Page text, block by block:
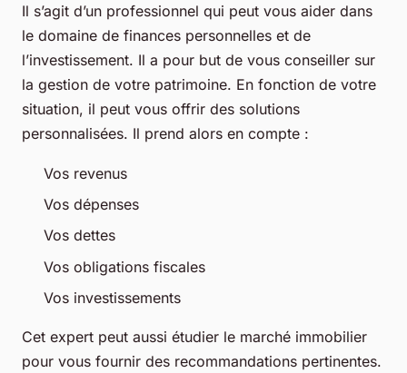
Il s’agit d’un professionnel qui peut vous aider dans
le domaine de finances personnelles et de
l’investissement. Il a pour but de vous conseiller sur
la gestion de votre patrimoine. En fonction de votre
situation, il peut vous offrir des solutions
personnalisées. Il prend alors en compte :
Vos revenus
Vos dépenses
Vos dettes
Vos obligations fiscales
Vos investissements
Cet expert peut aussi étudier le marché immobilier
pour vous fournir des recommandations pertinentes.